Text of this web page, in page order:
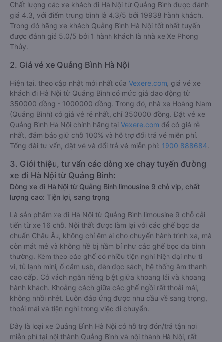
Chất lượng các xe khách đi Hà Nội từ Quảng Bình được đánh
giá 4.3, với điểm trung bình là 4.3/5 bởi 19938 hành khách.
Trong đó hãng xe khách Quảng Bình Hà Nội tốt nhất tuyến
được đánh giá 5.0/5 bởi 1 hành khách là nhà xe Xe Phong
Thủy.
2. Giá vé xe Quảng Bình Hà Nội
Hiện tại, theo cập nhật mới nhất của Vexere.com , giá vé xe
khách đi Hà Nội từ Quảng Bình có mức giá dao động từ
350000 đồng - 1000000 đồng. Trong đó, nhà xe Hoàng Nam
(Quảng Bình) có giá vé rẻ nhất, chỉ 350000 đồng. Đặt vé xe
Quảng Bình Hà Nội chính hãng tại Vexere.com để có giá rẻ
nhất, đảm bảo giữ chỗ 100% và hỗ trợ đổi trả vé miễn phí.
Tổng đài tư vấn, đặt vé và đổi trả vé miễn phí: 1900 888684.
3. Giới thiệu, tư vấn các dòng xe chạy tuyến đường
xe đi Hà Nội từ Quảng Bình:
Dòng xe đi Hà Nội từ Quảng Bình limousine 9 chỗ vip, chất
lượng cao: Tiện lợi, sang trọng
Là sản phẩm xe đi Hà Nội từ Quảng Bình limousine 9 chỗ cải
tiến từ xe 16 chỗ. Nội thất được làm lại với các ghế bọc da
chuẩn Châu Âu, không chỉ êm ái cho chuyến hành trình xa, mà
còn mát mẻ và không hề bị hầm bí như các ghế bọc da bình
thường. Kèm theo các ghế có nhiều tiện nghi hiện đại như ti-
vi, tủ lạnh mini, ổ cắm usb, đèn đọc sách, hệ thống âm thanh
cao cấp. Có vách ngăn riêng biệt giữa khoang lái và khoang
hành khách. Khoảng cách giữa các ghế ngồi rất thoải mái,
không nhồi nhét. Luôn đáp ứng được nhu cầu về sang trọng,
thoải mái và tiện nghi trong việc di chuyển.
Đây là loại xe Quảng Bình Hà Nội có hỗ trợ đón/trả tận nơi
miễn phí tại nội thành Quảng Bình và nội thành Hà Nội, rất